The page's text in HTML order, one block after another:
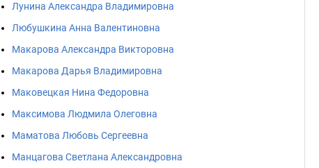
Лунина Александра Владимировна
Любушкина Анна Валентиновна
Макарова Александра Викторовна
Макарова Дарья Владимировна
Маковецкая Нина Федоровна
Максимова Людмила Олеговна
Маматова Любовь Сергеевна
Манцагова Светлана Александровна